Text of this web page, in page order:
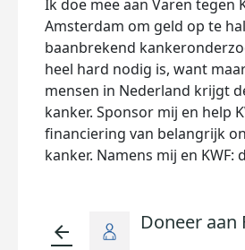
Ik doe mee aan Varen tegen
Amsterdam om geld op te
baanbrekend
heel hard nodig is, want
mensen in Nederland krijgt
kanker. Sponsor mij en help
financiering van belangrijk
kanker. Namens mij en KWF:
arrow_back Doneer aan